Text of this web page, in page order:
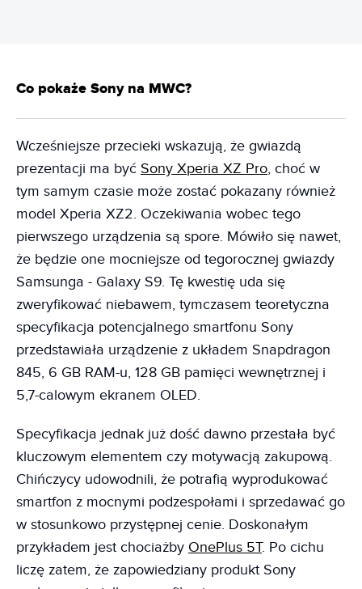
Co pokaże Sony na MWC?
Wcześniejsze przecieki wskazują, że gwiazdą
prezentacji ma być Sony Xperia XZ Pro, choć w
tym samym czasie może zostać pokazany również
model Xperia XZ2. Oczekiwania wobec tego
pierwszego urządzenia są spore. Mówiło się nawet,
że będzie one mocniejsze od tegorocznej gwiazdy
Samsunga - Galaxy S9. Tę kwestię uda się
zweryfikować niebawem, tymczasem teoretyczna
specyfikacja potencjalnego smartfonu Sony
przedstawiała urządzenie z układem Snapdragon
845, 6 GB RAM-u, 128 GB pamięci wewnętrznej i
5,7-calowym ekranem OLED.
Specyfikacja jednak już dość dawno przestała być
kluczowym elementem czy motywacją zakupową.
Chińczycy udowodnili, że potrafią wyprodukować
smartfon z mocnymi podzespołami i sprzedawać go
w stosunkowo przystępnej cenie. Doskonałym
przykładem jest chociażby OnePlus 5T. Po cichu
liczę zatem, że zapowiedziany produkt Sony